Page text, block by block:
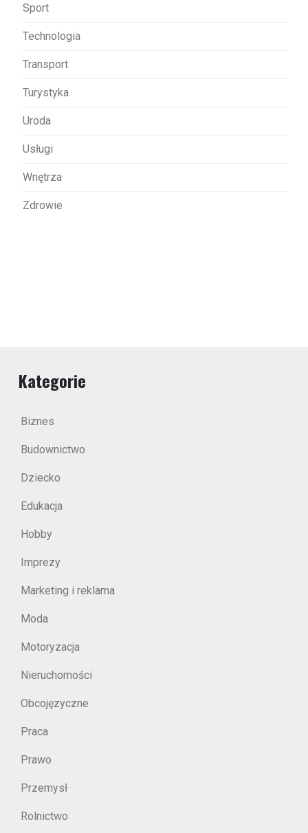
Sport
Technologia
Transport
Turystyka
Uroda
Usługi
Wnętrza
Zdrowie
Kategorie
Biznes
Budownictwo
Dziecko
Edukacja
Hobby
Imprezy
Marketing i reklama
Moda
Motoryzacja
Nieruchomości
Obcojęzyczne
Praca
Prawo
Przemysł
Rolnictwo